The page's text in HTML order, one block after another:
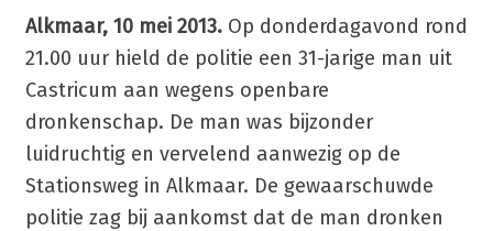
Alkmaar, 10 mei 2013.Op donderdagavond rond
21.00 uur hield de politie een 31-jarige man uit
Castricum aan wegens openbare
dronkenschap. De man was bijzonder
luidruchtig en vervelend aanwezig op de
Stationsweg in Alkmaar. De gewaarschuwde
politie zag bij aankomst dat de man dronken